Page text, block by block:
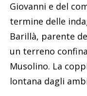
Giovanni e del
termine delle
Barillà, parente
un terreno
Musolino. La
lontana dagli